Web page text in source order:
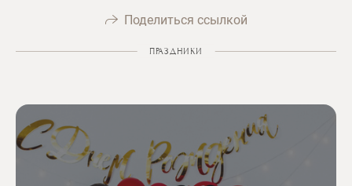
Поделиться ссылкой
ПРАЗДНИКИ